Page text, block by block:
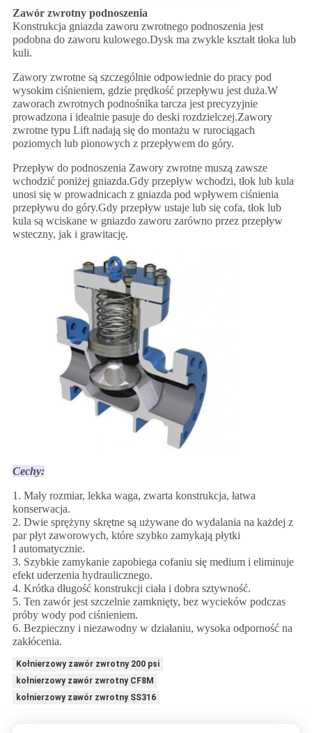
Zawór zwrotny podnoszenia
Konstrukcja gniazda zaworu zwrotnego podnoszenia jest
podobna do zaworu kulowego.Dysk ma zwykle kształt tłoka lub
kuli.
Zawory zwrotne są szczególnie odpowiednie do pracy pod
wysokim ciśnieniem, gdzie prędkość przepływu jest duża.W
zaworach zwrotnych podnośnika tarcza jest precyzyjnie
prowadzona i idealnie pasuje do deski rozdzielczej.Zawory
zwrotne typu Lift nadają się do montażu w rurociągach
poziomych lub pionowych z przepływem do góry.
Przepływ do podnoszenia Zawory zwrotne muszą zawsze
wchodzić poniżej gniazda.Gdy przepływ wchodzi, tłok lub kula
unosi się w prowadnicach z gniazda pod wpływem ciśnienia
przepływu do góry.Gdy przepływ ustaje lub się cofa, tłok lub
kula są wciskane w gniazdo zaworu zarówno przez przepływ
wsteczny, jak i grawitację.
Cechy:
1. Mały rozmiar, lekka waga, zwarta konstrukcja, łatwa
konserwacja.
2. Dwie sprężyny skrętne są używane do wydalania na każdej z
par płyt zaworowych, które szybko zamykają płytki
I automatycznie.
3. Szybkie zamykanie zapobiega cofaniu się medium i eliminuje
efekt uderzenia hydraulicznego.
4. Krótka długość konstrukcji ciała i dobra sztywność.
5. Ten zawór jest szczelnie zamknięty, bez wycieków podczas
próby wody pod ciśnieniem.
6. Bezpieczny i niezawodny w działaniu, wysoka odporność na
zakłócenia.
Kołnierzowy zawór zwrotny 200 psi
kołnierzowy zawór zwrotny CF8M
kołnierzowy zawór zwrotny SS316